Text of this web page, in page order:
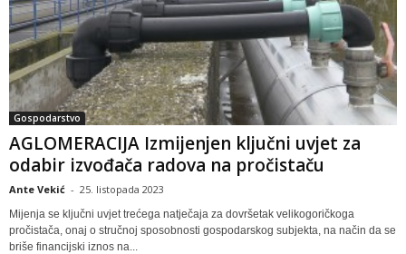
Gospodarstvo
AGLOMERACIJA Izmijenjen ključni uvjet za
odabir izvođača radova na pročistaču
Ante Vekić - 25. listopada 2023
Mijenja se ključni uvjet trećega natječaja za dovršetak velikogoričkoga
pročistača, onaj o stručnoj sposobnosti gospodarskog subjekta, na način da se
briše financijski iznos na...